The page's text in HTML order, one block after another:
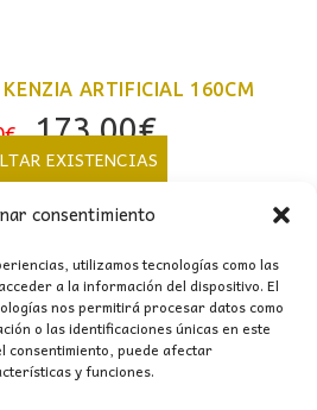
consentimiento
utilizamos tecnologías como las
a la información del dispositivo. El
nos permitirá procesar datos como
o las identificaciones únicas en este
puede afectar
y funciones.
ARTIFICIAL 160CM
€
El
precio
original
era:
208,00€.
173,00€El
precio
actual
173,00€.
EXISTENCIAS